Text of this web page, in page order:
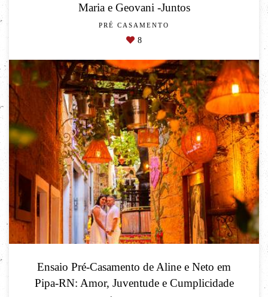
Maria e Geovani -Juntos
PRÉ CASAMENTO
8
Ensaio Pré-Casamento de Aline e Neto em
Pipa-RN: Amor, Juventude e Cumplicidade